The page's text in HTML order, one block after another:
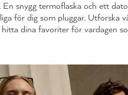
En snygg termoflaska och ett
för dig som pluggar. Utforska
hitta dina favoriter för vardagen